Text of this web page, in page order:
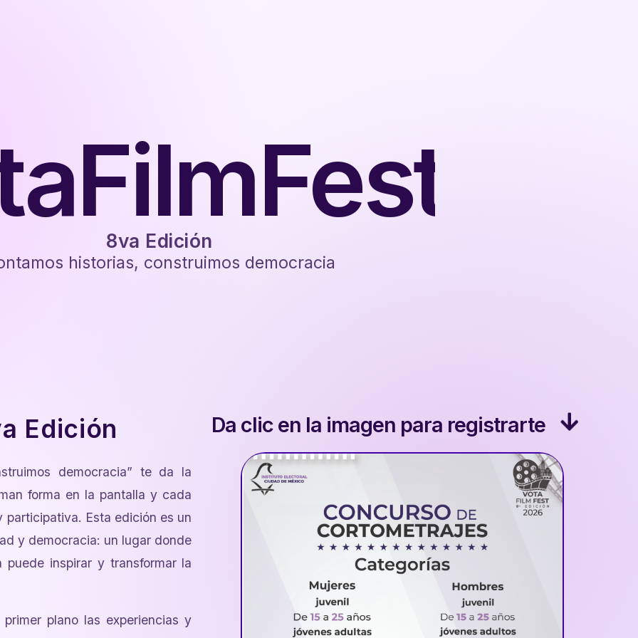
8va Edición
historias, construimos democracia
Edición
democracia” te da la
forma en la pantalla y cada
Esta edición es un
y democracia: un lugar donde
inspirar y transformar la
plano las experiencias y
Da clic en la imagen para registrarte